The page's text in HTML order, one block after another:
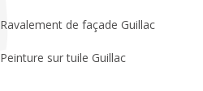
Ravalement de façade Guillac
Peinture sur tuile Guillac